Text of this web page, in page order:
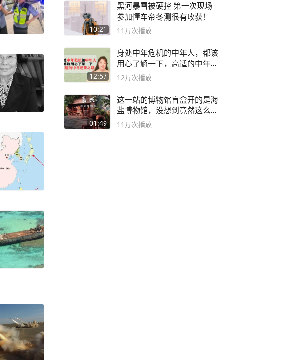
10:21
黑河暴雪被硬控 第一次现场
参加懂车帝冬测很有收获！
11万次播放
12:57
身处中年危机的中年人，都该
用心了解一下，高适的中年逆
袭之路
12万次播放
01:49
这一站的博物馆盲盒开的是海
盐博物馆，没想到竟然这么好
逛！
11万次播放